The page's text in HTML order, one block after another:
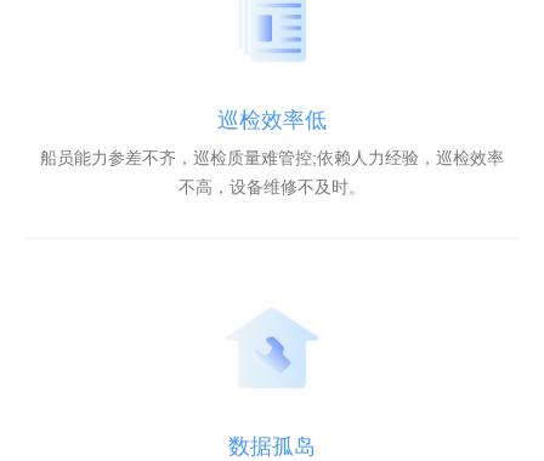
巡检效率低
船员能力参差不齐，巡检质量难管控;依赖人力经验，巡检效率
不高，设备维修不及时。
数据孤岛